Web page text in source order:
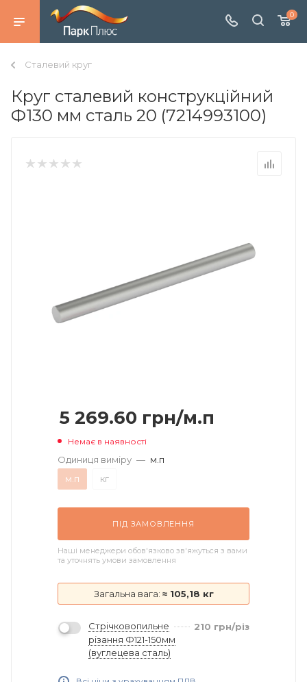
0
Сталевий круг
Круг сталевий конструкційний
Ф130 мм сталь 20 (7214993100)
5 269.60 грн/м.п
Немає в наявності
Одиниця виміру — м.п
м.п
кг
ПІД ЗАМОВЛЕННЯ
Наші менеджери обов'язково зв'яжуться з вами
та уточнять умови замовлення
Загальна вага: ≈ 105,18 кг
Стрічковопильне
різання Ф121-150мм
(вуглецева сталь)
210 грн/різ